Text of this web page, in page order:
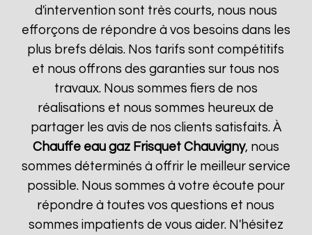
d'intervention sont très courts, nous nous
efforçons de répondre à vos besoins dans les
plus brefs délais. Nos tarifs sont compétitifs
et nous offrons des garanties sur tous nos
travaux. Nous sommes fiers de nos
réalisations et nous sommes heureux de
partager les avis de nos clients satisfaits. À
Chauffe eau gaz Frisquet Chauvigny, nous
sommes déterminés à offrir le meilleur service
possible. Nous sommes à votre écoute pour
répondre à toutes vos questions et nous
sommes impatients de vous aider. N'hésitez